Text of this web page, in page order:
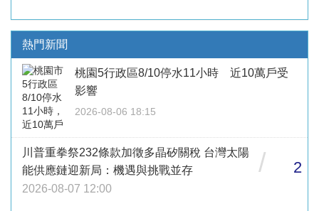
熱門新聞
桃園5行政區8/10停水11小時 近10萬戶受
影響
2026-08-06 18:15
川普重拳祭232條款加徵多晶矽關稅 台灣太陽
能供應鏈迎新局：機遇與挑戰並存
2026-08-07 12:00
/ 2